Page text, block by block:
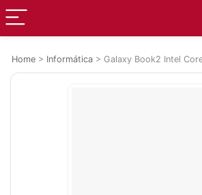
Home > Informática > Galaxy Book2 Intel